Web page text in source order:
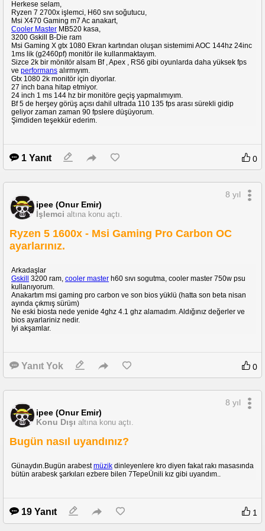
mı bilmiyorum =) sadece oyun için kullanıyorum bilgisayarı.
Şimdi sizlere test sonuçlarımı göstermek, yorumlarınız almak isterim.
Herkese selam,
Ryzen 7 2700x işlemci, H60 sıvı soğutucu,
Msi X470 Gaming m7 Ac anakart,
Cooler Master MB520 kasa,
3200 Gskill B-Die ram
Msi Gaming X gtx 1080 Ekran kartından oluşan sistemimi AOC 144hz 24inc
1ms lik (g2460pf) monitör ile kullanmaktayım.
Sizce 2k bir mönitör alsam Bf , Apex , RS6 gibi oyunlarda daha yüksek fps
ve performans alırmıyım.
Gtx 1080 2k monitör için diyorlar.
27 inch bana hitap etmiyor.
24 inch 1 ms 144 hz bir monitöre geçiş yapmalımıyım.
Bf 5 de herşey görüş açısı dahil ultrada 110 135 fps arası sürekli gidip
geliyor zaman zaman 90 fpslere düşüyorum.
Şimdiden teşekkür ederim.
1 Yanıt 0
ipee (Onur Emir)
İşlemci altına konu açtı.
8 yıl
Ryzen 5 1600x - Msi Gaming Pro Carbon OC
ayarlarınız.
Arkadaşlar
Gskill
3200 ram, cooler master h60 sıvı sogutma, cooler master 750w psu
kullanıyorum.
Anakartım msi gaming pro carbon ve son bios yüklü (hatta son beta nisan
ayında çıkmış sürüm)
Ne eski biosta nede yenide 4ghz 4.1 ghz alamadım. Aldığınız değerler ve
bios ayarlariniz nedir.
Iyi akşamlar.
Yanıt Yok 0
ipee (Onur Emir)
Konu Dışı altına konu açtı.
8 yıl
Bugün nasıl uyandınız?
Günaydın.Bugün arabestmüzik dinleyenlere kro diyen fakat rakı masasında
bütün arabesk şarkıları ezbere bilen 7TepeÜnili kız gibi uyandım..
19 Yanıt 1